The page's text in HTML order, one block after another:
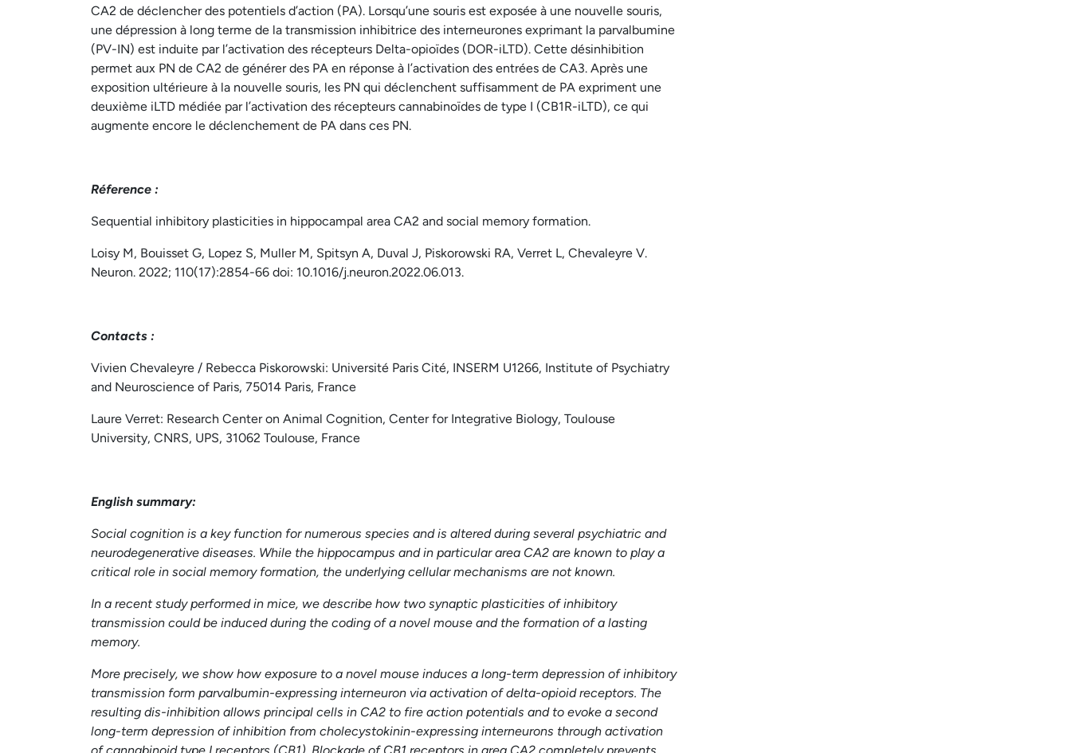
CA2 de déclencher des potentiels d’action (PA). Lorsqu’une souris est exposée à une nouvelle souris,
une dépression à long terme de la transmission inhibitrice des interneurones exprimant la parvalbumine
(PV-IN) est induite par l’activation des récepteurs Delta-opioïdes (DOR-iLTD). Cette désinhibition
permet aux PN de CA2 de générer des PA en réponse à l’activation des entrées de CA3. Après une
exposition ultérieure à la nouvelle souris, les PN qui déclenchent suffisamment de PA expriment une
deuxième iLTD médiée par l’activation des récepteurs cannabinoïdes de type I (CB1R-iLTD), ce qui
augmente encore le déclenchement de PA dans ces PN.
Réference :
Sequential inhibitory plasticities in hippocampal area CA2 and social memory formation.
Loisy M, Bouisset G, Lopez S, Muller M, Spitsyn A, Duval J, Piskorowski RA, Verret L, Chevaleyre V.
Neuron. 2022; 110(17):2854-66 doi: 10.1016/j.neuron.2022.06.013.
Contacts :
Vivien Chevaleyre / Rebecca Piskorowski: Université Paris Cité, INSERM U1266, Institute of Psychiatry
and Neuroscience of Paris, 75014 Paris, France
Laure Verret: Research Center on Animal Cognition, Center for Integrative Biology, Toulouse
University, CNRS, UPS, 31062 Toulouse, France
English summary:
Social cognition is a key function for numerous species and is altered during several psychiatric and
neurodegenerative diseases. While the hippocampus and in particular area CA2 are known to play a
critical role in social memory formation, the underlying cellular mechanisms are not known.
In a recent study performed in mice, we describe how two synaptic plasticities of inhibitory
transmission could be induced during the coding of a novel mouse and the formation of a lasting
memory.
More precisely, we show how exposure to a novel mouse induces a long-term depression of inhibitory
transmission form parvalbumin-expressing interneuron via activation of delta-opioid receptors. The
resulting dis-inhibition allows principal cells in CA2 to fire action potentials and to evoke a second
long-term depression of inhibition from cholecystokinin-expressing interneurons through activation